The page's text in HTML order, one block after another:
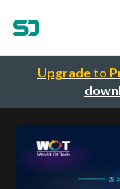
Upgrade to